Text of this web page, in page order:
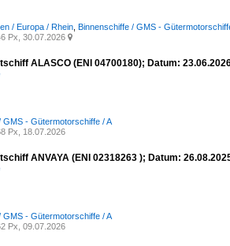
/ Europa / Rhein Binnenschiffe / GMS -
Px, 30.07.2026 
ALASCO (ENI 04700180); Datum:
GMS - Gütermotorschiffe / A
Px, 18.07.2026
ANVAYA (ENI 02318263 ); Datum:
GMS - Gütermotorschiffe / A
Px, 09.07.2026